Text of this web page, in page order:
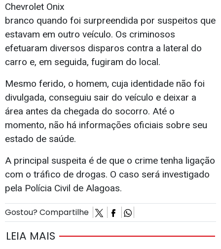
Chevrolet Onix
branco quando foi surpreendida por suspeitos que
estavam em outro veículo. Os criminosos
efetuaram diversos disparos contra a lateral do
carro e, em seguida, fugiram do local.
Mesmo ferido, o homem, cuja identidade não foi
divulgada, conseguiu sair do veículo e deixar a
área antes da chegada do socorro. Até o
momento, não há informações oficiais sobre seu
estado de saúde.
A principal suspeita é de que o crime tenha ligação
com o tráfico de drogas. O caso será investigado
pela Polícia Civil de Alagoas.
Gostou? Compartilhe
LEIA MAIS